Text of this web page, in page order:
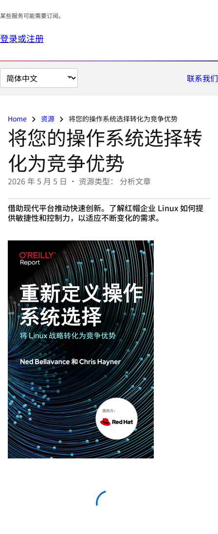
某些服务可能需要订阅。
登录或注册
切
换
面
言
联系我们
Home 资源 将您的操作系统选择转化为竞争优势
将您的操作系统选择转
化为竞争优势
2026 年 5 月 5 日 • 资源类型： 分析文章
借助现代平台推动快速创新。了解红帽企业 Linux 如何提
供敏捷性和控制力，以适应不断变化的需求。